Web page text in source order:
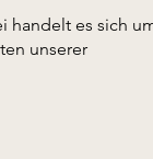
handelt es sich
unserer